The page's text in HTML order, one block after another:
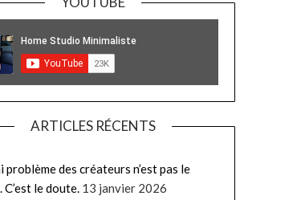
ARTICLES RÉCENTS
problème des créateurs n’est pas le
C’est le doute. 13 janvier 2026